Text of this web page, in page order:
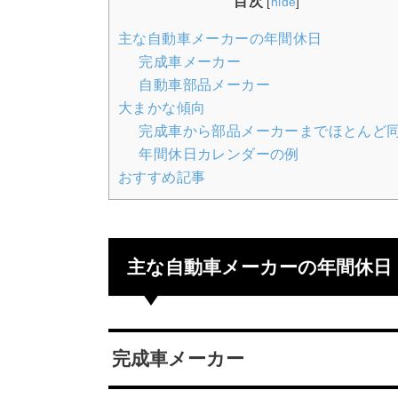
主な自動車メーカーの年間休日
完成車メーカー
自動車部品メーカー
大まかな傾向
完成車から部品メーカーまでほとんど
年間休日カレンダーの例
おすすめ記事
主な自動車メーカーの年間休日
完成車メーカー